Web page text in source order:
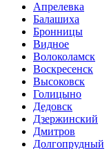
Апрелевка
Балашиха
Бронницы
Видное
Волоколамск
Воскресенск
Высоковск
Голицыно
Дедовск
Дзержинский
Дмитров
Долгопрудный